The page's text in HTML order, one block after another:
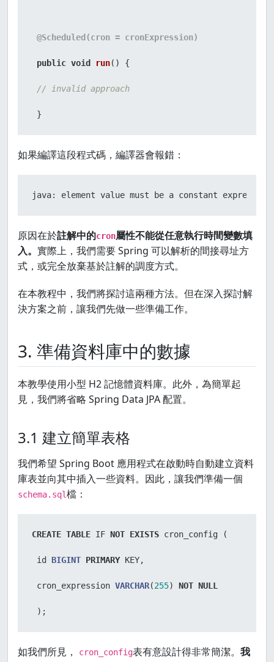
@Scheduled(cron = cronExpression)
public void run() {
// invalid approach
}
如果編譯這段程式碼，編譯器會報錯：
java: element value must be a constant expression
原因在於註解中的cron屬性不能從任意執行時間變數填
入。 實際上，我們需要 Spring 可以解析的間接尋址方
式，或完全放棄基於註解的調度方式。
在本教程中，我們將探討這兩種方法。但在深入探討解
決方案之前，讓我們先做一些準備工作。
3. 準備資料庫中的數據
本教學使用小型 H2 記憶體資料庫。此外，為簡單起
見，我們將省略 Spring Data JPA 配置。
3.1 建立簡單表格
我們希望 Spring Boot 應用程式在啟動時自動建立資料
庫表並向其中插入一些資料。因此，讓我們準備一個
schema.sql檔：
CREATE TABLE IF NOT EXISTS cron_config (
id BIGINT PRIMARY KEY,
cron_expression VARCHAR(255) NOT NULL
);
如我們所見， cron_config表有意設計得非常簡潔。 我